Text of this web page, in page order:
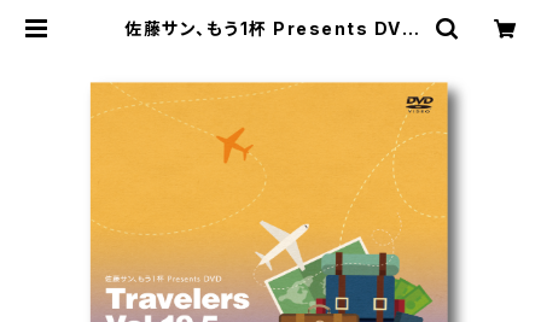
佐藤サン、もう1杯 Presents DVD
NE SHOP